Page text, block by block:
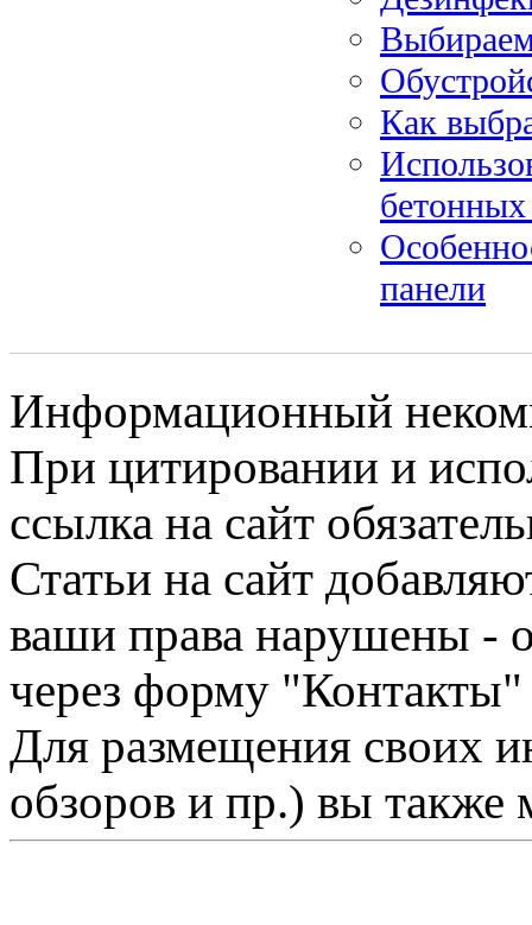
Как
панели
Информационный
При цитировании и
ссылка на сайт
Статьи на сайт
ваши права нарушены -
через форму "Контакты"
Для размещения своих
обзоров и пр.) вы также